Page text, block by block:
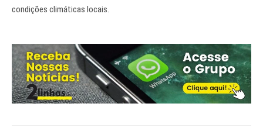
condições climáticas locais.